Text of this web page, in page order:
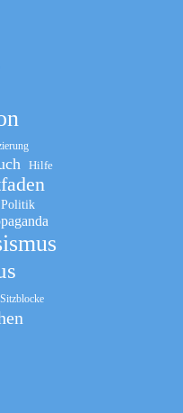
Hilfe
Politik
Sitzblocke